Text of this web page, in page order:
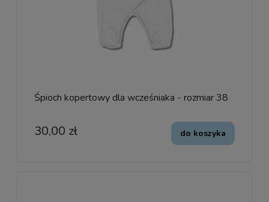
Śpioch kopertowy dla wcześniaka - rozmiar 38
30,00 zł do koszyka